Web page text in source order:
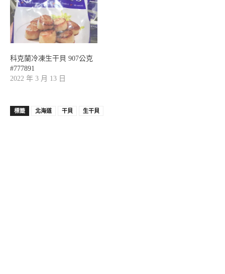
科克蘭冷凍生干貝 907公克
#777891
2022 年 3 月 13 日
標籤 北海道 干貝 生干貝